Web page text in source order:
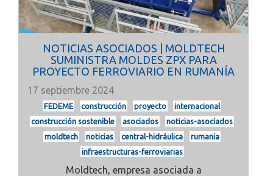
NOTICIAS ASOCIADOS | MOLDTECH
SUMINISTRA MOLDES ZPX PARA
PROYECTO FERROVIARIO EN RUMANÍA
17 septiembre 2024
FEDEME construcción proyecto
internacional
construcción sostenible
asociados
noticias-asociados
moldtech
noticias central-hidráulica
rumania
infraestructuras-ferroviarias
Moldtech, empresa asociada a